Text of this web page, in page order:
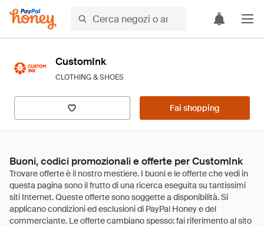
CustomInk
CLOTHING & SHOES
Fai shopping
Buoni, codici promozionali e offerte per CustomInk